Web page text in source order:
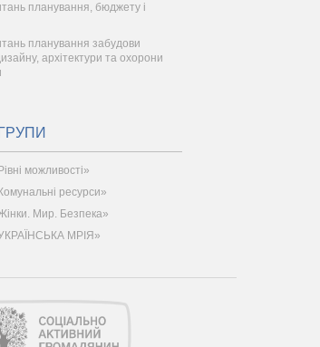
планування, бюджету і
планування забудови
архітектури та охорони
можливості»
ресурси»
Мир. Безпека»
МРІЯ»